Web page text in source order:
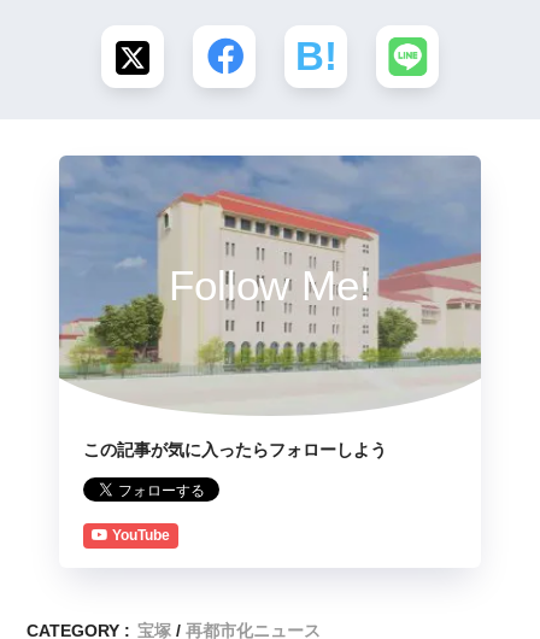
Follow Me!
この記事が気に入ったらフォローしよう
YouTube
CATEGORY : 宝塚 再都市化ニュース